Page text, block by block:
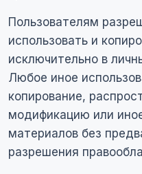
Пользователям
использовать и
исключительно в
Любое иное
копирование,
модификацию или
материалов без
разрешения